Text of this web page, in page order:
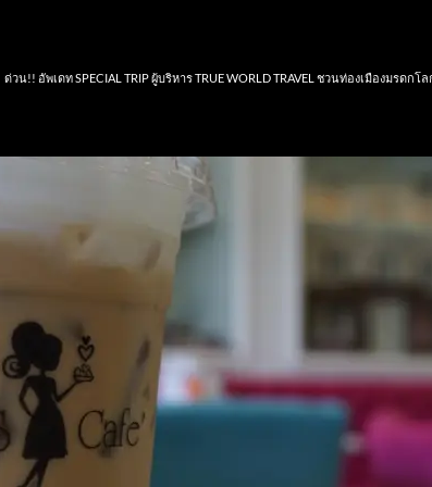
ด่วน!! อัพเดท SPECIAL TRIP ผู้บริหาร TRUE WORLD TRAVEL ชวนท่องเมืองมรดกโล